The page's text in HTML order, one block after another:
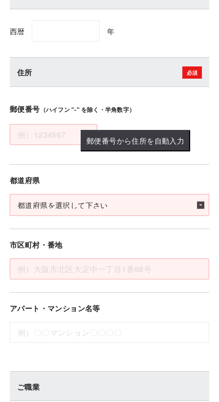
西暦 年
住所
郵便番号 （ハイフン "-" を除く・半角数字）
郵便番号から住所を自動入力
都道府県
市区町村・番地
アパート・マンション名等
ご職業